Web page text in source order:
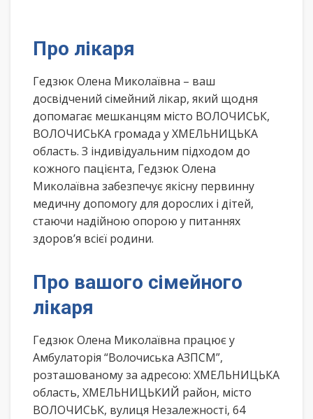
Про лікаря
Гедзюк Олена Миколаївна – ваш
досвідчений сімейний лікар, який щодня
допомагає мешканцям місто ВОЛОЧИСЬК,
ВОЛОЧИСЬКА громада у ХМЕЛЬНИЦЬКА
область. З індивідуальним підходом до
кожного пацієнта, Гедзюк Олена
Миколаївна забезпечує якісну первинну
медичну допомогу для дорослих і дітей,
стаючи надійною опорою у питаннях
здоров’я всієї родини.
Про вашого сімейного
лікаря
Гедзюк Олена Миколаївна працює у
Амбулаторія “Волочиська АЗПСМ”,
розташованому за адресою: ХМЕЛЬНИЦЬКА
область, ХМЕЛЬНИЦЬКИЙ район, місто
ВОЛОЧИСЬК, вулиця Незалежності, 64